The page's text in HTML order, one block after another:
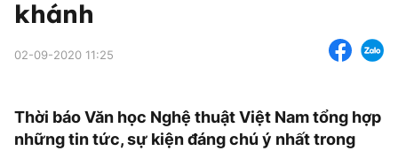
khánh
02-09-2020 11:25
Thời báo Văn học Nghệ thuật Việt Nam tổng hợp
những tin tức, sự kiện đáng chú ý nhất trong